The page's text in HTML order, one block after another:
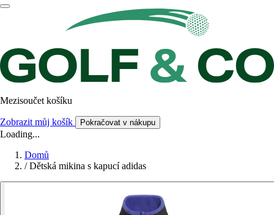
Mezisoučet košíku
Zobrazit můj košík Pokračovat v nákupu
Loading...
Domů
/ Dětská mikina s kapucí adidas